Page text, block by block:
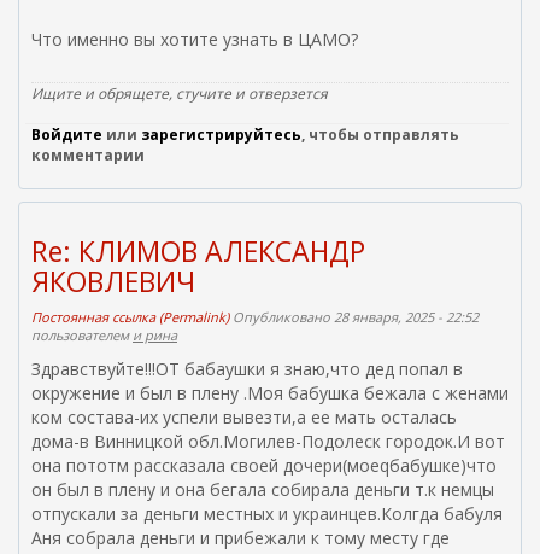
Что именно вы хотите узнать в ЦАМО?
Ищите и обрящете, стучите и отверзется
Войдите или зарегистрируйтесь, чтобы отправлять
комментарии
Re: КЛИМОВ АЛЕКСАНДР
ЯКОВЛЕВИЧ
Постоянная ссылка (Permalink)Опубликовано 28 января, 2025 - 22:52
пользователем и рина
Здравствуйте!!!ОТ бабаушки я знаю,что дед попал в
окружение и был в плену .Моя бабушка бежала с женами
ком состава-их успели вывезти,а ее мать осталась
дома-в Винницкой обл.Могилев-Подолеск городок.И вот
она пототм раccказала своей дочери(моеqбабушке)что
он был в плену и она бегала собирала деньги т.к немцы
отпускали за деньги местных и украинцев.Колгда бабуля
Аня собрала деньги и прибежали к тому месту где